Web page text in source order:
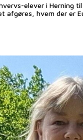
elever i Herning
afgøres, hvem der er